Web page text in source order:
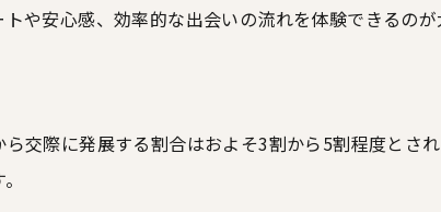
合い成功の秘訣
ール見直しの重要性
見合いシミュレーション術
や安心感、効率的な出会いの流れを体験できるのが
交際に発展する割合はおよそ3割から5割程度とさ
談はこちら
談はこちら